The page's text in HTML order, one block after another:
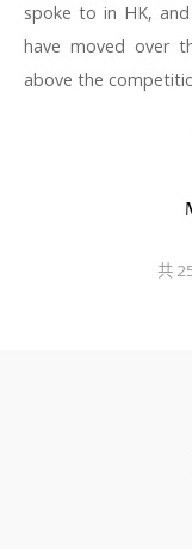
spoke to in HK,
have moved over
above the
共